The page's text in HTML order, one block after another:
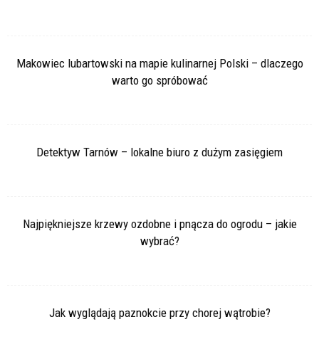
Makowiec lubartowski na mapie kulinarnej Polski – dlaczego
warto go spróbować
Detektyw Tarnów – lokalne biuro z dużym zasięgiem
Najpiękniejsze krzewy ozdobne i pnącza do ogrodu – jakie
wybrać?
Jak wyglądają paznokcie przy chorej wątrobie?